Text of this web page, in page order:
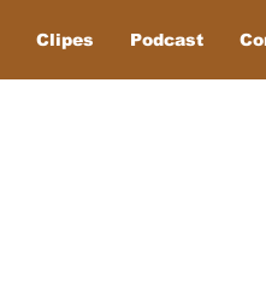
Clipes Podcast